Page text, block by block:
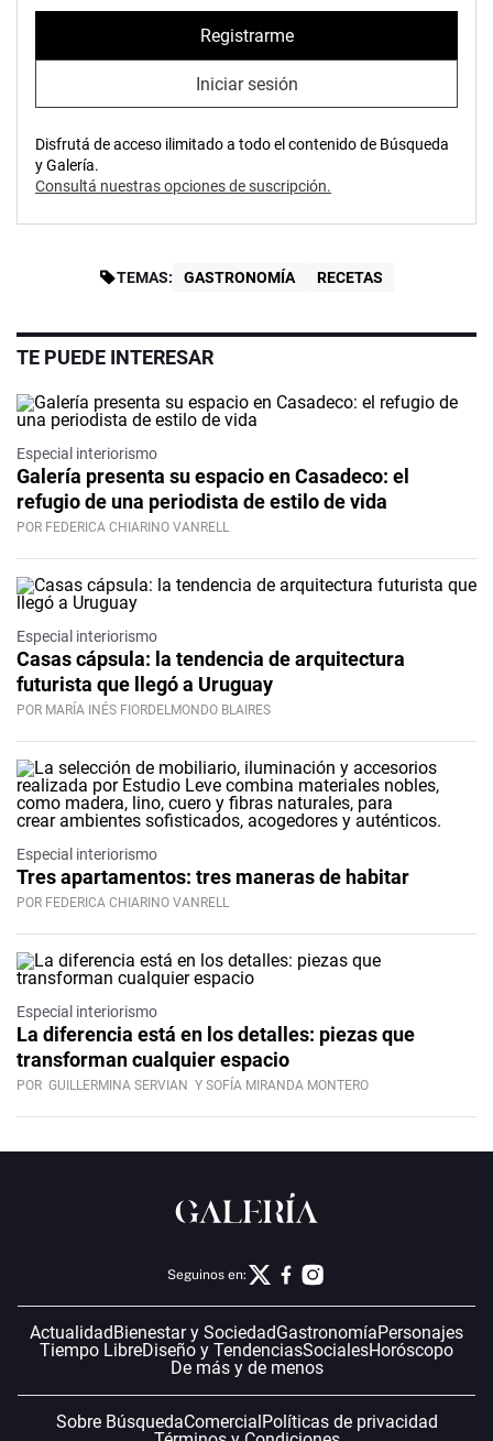
Registrarme
Iniciar sesión
Disfrutá de acceso ilimitado a todo el contenido de Búsqueda
y Galería.
Consultá nuestras opciones de suscripción.
TEMAS: GASTRONOMÍA RECETAS
TE PUEDE INTERESAR
Especial interiorismo
Galería presenta su espacio en Casadeco: el
refugio de una periodista de estilo de vida
POR FEDERICA CHIARINO VANRELL
Especial interiorismo
Casas cápsula: la tendencia de arquitectura
futurista que llegó a Uruguay
POR MARÍA INÉS FIORDELMONDO BLAIRES
Especial interiorismo
Tres apartamentos: tres maneras de habitar
POR FEDERICA CHIARINO VANRELL
Especial interiorismo
La diferencia está en los detalles: piezas que
transforman cualquier espacio
POR GUILLERMINA SERVIAN Y SOFÍA MIRANDA MONTERO
Seguinos en:
Actualidad Bienestar y SociedadGastronomíaPersonajes
Tiempo LibreDiseño y TendenciasSocialesHoróscopo
De más y de menos
Sobre BúsquedaComercial Políticas de privacidad